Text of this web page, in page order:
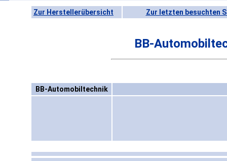
Zur Herstellerübersicht Zur letzten besuchten
BB-
BB-Automobiltechnik